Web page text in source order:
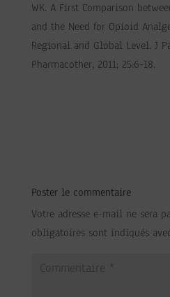
WK. A First Comparison
and the Need for Opioid
Regional and Global Level. J
Pharmacother, 2011; 25:6-18.
Poster le commentaire
Votre adresse e-mail ne sera
obligatoires sont indiqués